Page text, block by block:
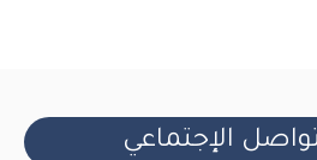
الإجتماعي